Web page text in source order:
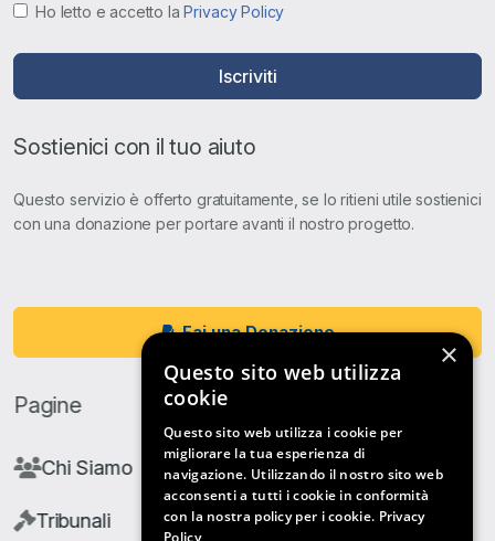
Ho letto e accetto laPrivacy Policy
Iscriviti
Sostienici con il tuo aiuto
Questo servizio è offerto gratuitamente, se lo ritieni utile sostienici
con una donazione per portare avanti il nostro progetto.
Fai una Donazione
Pagine
Chi Siamo
Tribunali
×
Questo sito web utilizza
cookie
Questo sito web utilizza i cookie per
migliorare la tua esperienza di
navigazione. Utilizzando il nostro sito web
acconsenti a tutti i cookie in conformità
con la nostra policy per i cookie. Privacy
Policy